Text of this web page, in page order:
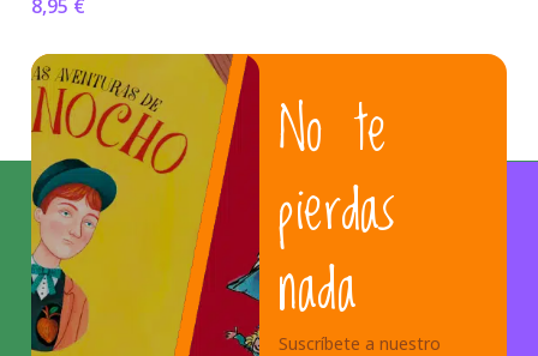
8,95 €
No te
pierdas
nada
Suscríbete a nuestro